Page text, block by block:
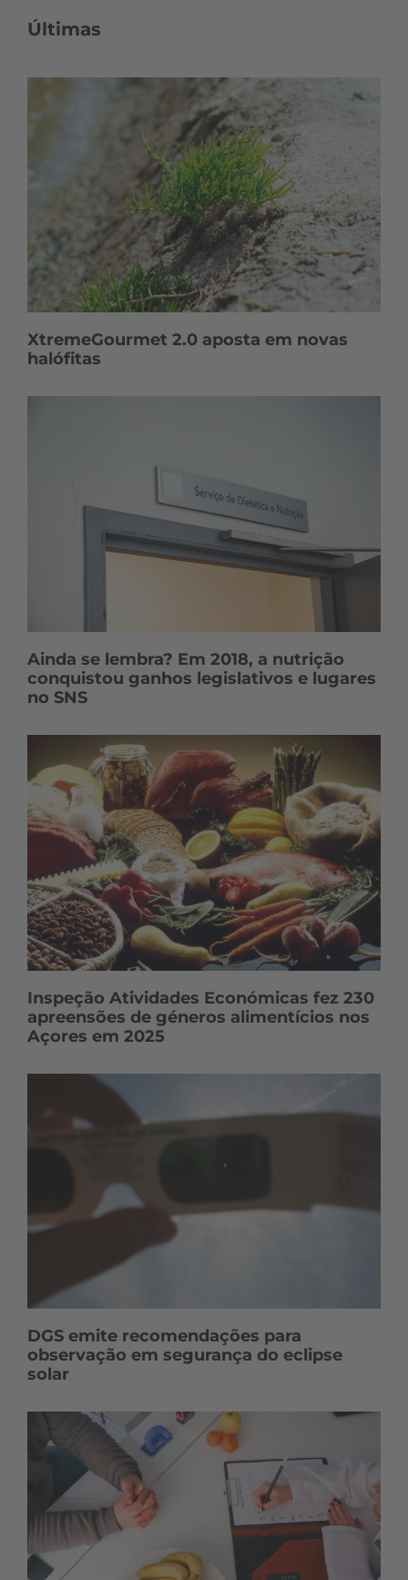
Últimas
XtremeGourmet 2.0 aposta em novas
halófitas
Ainda se lembra? Em 2018, a nutrição
conquistou ganhos legislativos e lugares
no SNS
Inspeção Atividades Económicas fez 230
apreensões de géneros alimentícios nos
Açores em 2025
DGS emite recomendações para
observação em segurança do eclipse
solar